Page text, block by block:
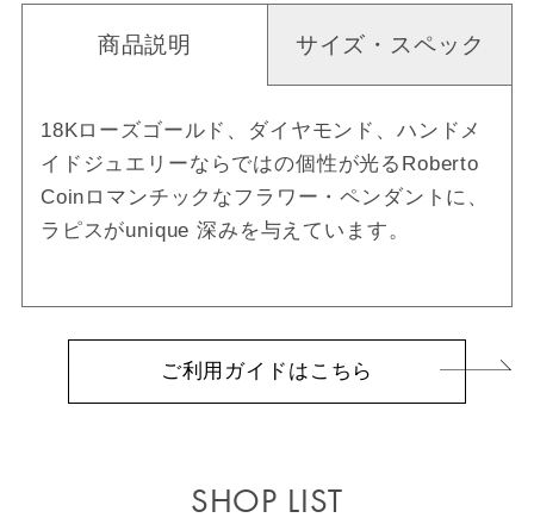
商品説明 サイズ・スペック
18Kローズゴールド、ダイヤモンド、ハンドメ
イドジュエリーならではの個性が光るRoberto
Coinロマンチックなフラワー・ペンダントに、
ラピスがunique 深みを与えています。
ご利用ガイドはこちら
SHOP LIST